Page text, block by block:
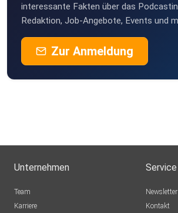
interessante Fakten über das
Redaktion, Job-Angebote, Events und
Zur Anmeldung
Unternehmen
Team
Karriere
Service
Newsletter
Kontakt